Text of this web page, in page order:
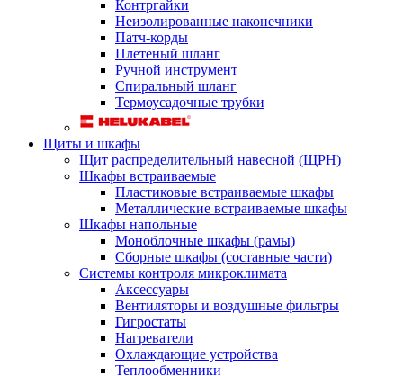
Контргайки
Неизолированные наконечники
Патч-корды
Плетеный шланг
Ручной инструмент
Спиральный шланг
Термоусадочные трубки
Щиты и шкафы
Щит распределительный навесной (ЩРН)
Шкафы встраиваемые
Пластиковые встраиваемые шкафы
Металлические встраиваемые шкафы
Шкафы напольные
Моноблочные шкафы (рамы)
Сборные шкафы (составные части)
Системы контроля микроклимата
Аксессуары
Вентиляторы и воздушные фильтры
Гигростаты
Нагреватели
Охлаждающие устройства
Теплообменники